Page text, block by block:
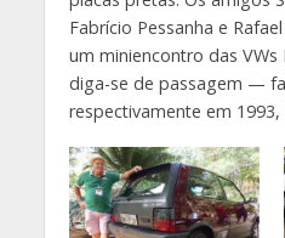
Fabrício Pessanha e
um miniencontro das
diga-se de passagem —
respectivamente em 1993,